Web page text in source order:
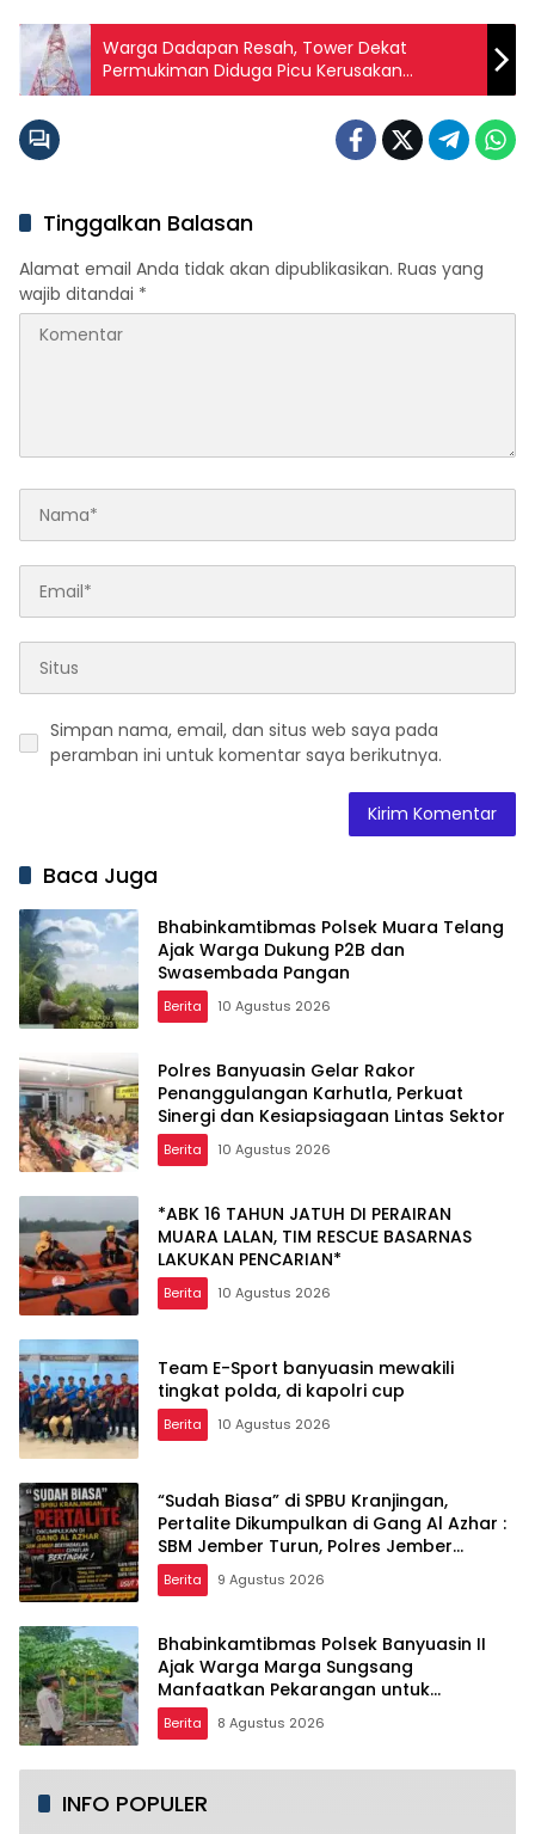
Warga Dadapan Resah, Tower Dekat
Permukiman Diduga Picu Kerusakan
Elektronik Saat Hujan Petir
Tinggalkan Balasan
Alamat email Anda tidak akan dipublikasikan. Ruas yang
wajib ditandai *
Simpan nama, email, dan situs web saya pada
peramban ini untuk komentar saya berikutnya.
Baca Juga
Bhabinkamtibmas Polsek Muara Telang
Ajak Warga Dukung P2B dan
Swasembada Pangan
Berita 10 Agustus 2026
Polres Banyuasin Gelar Rakor
Penanggulangan Karhutla, Perkuat
Sinergi dan Kesiapsiagaan Lintas Sektor
Berita 10 Agustus 2026
*ABK 16 TAHUN JATUH DI PERAIRAN
MUARA LALAN, TIM RESCUE BASARNAS
LAKUKAN PENCARIAN*
Berita 10 Agustus 2026
Team E-Sport banyuasin mewakili
tingkat polda, di kapolri cup
Berita 10 Agustus 2026
“Sudah Biasa” di SPBU Kranjingan,
Pertalite Dikumpulkan di Gang Al Azhar :
SBM Jember Turun, Polres Jember
Segera Menindak lanjuti !
Berita 9 Agustus 2026
Bhabinkamtibmas Polsek Banyuasin II
Ajak Warga Marga Sungsang
Manfaatkan Pekarangan untuk
Ketahanan Pangan
Berita 8 Agustus 2026
INFO POPULER